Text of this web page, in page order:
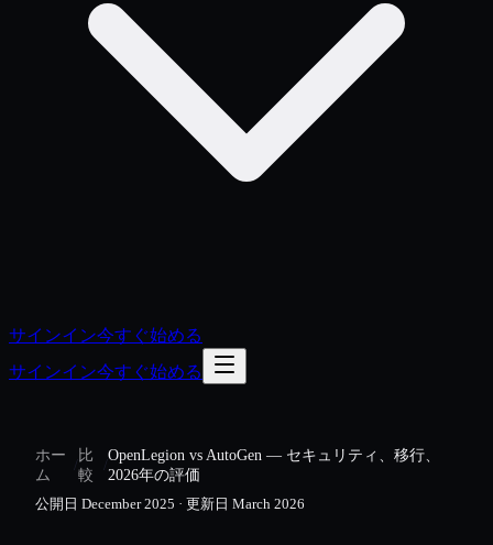
サインイン今すぐ始める
サインイン今すぐ始める
ホー
ム
/
比
較
/
OpenLegion vs AutoGen — セキュリティ、移行、
2026年の評価
公開日 December 2025 · 更新日 March 2026